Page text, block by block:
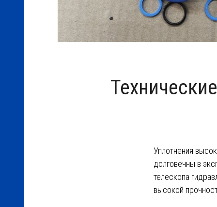
Уплотнения
долговечны в
телескопа
высокой